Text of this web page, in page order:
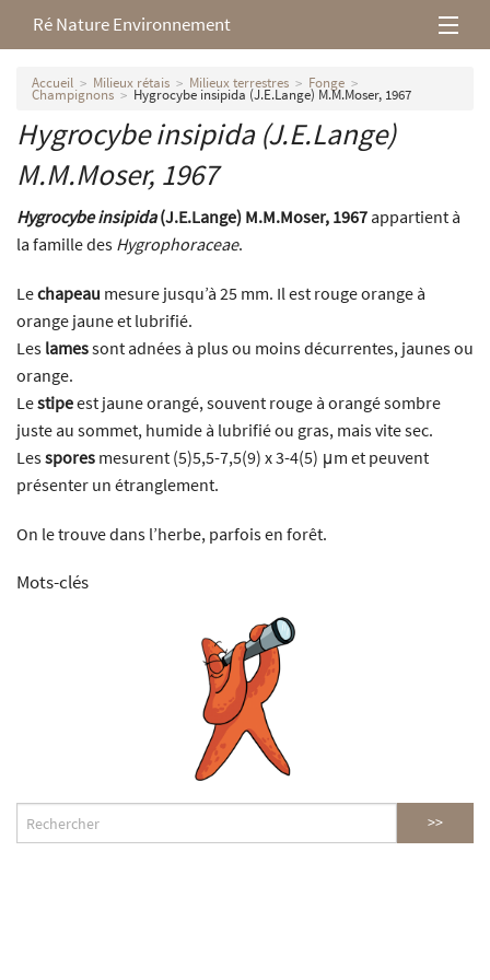
Ré Nature Environnement
L’association
Milieux rétais
Nos parutions
Accueil Milieux rétais Milieux terrestres Fonge
Champignons Hygrocybe insipida (J.E.Lange) M.M.Moser, 1967
Hygrocybe insipida(J.E.Lange)
M.M.Moser, 1967
Hygrocybe insipida(J.E.Lange) M.M.Moser, 1967 appartient à
la famille des Hygrophoraceae.
Lechapeau mesure jusqu’à 25 mm. Il est rouge orange à
orange jaune et lubrifié.
Les lamessont adnées à plus ou moins décurrentes, jaunes ou
orange.
Lestipeest jaune orangé, souvent rouge à orangé sombre
juste au sommet, humide à lubrifié ou gras, mais vite sec.
Lesspores mesurent (5)5,5-7,5(9) x 3-4(5) μm et peuvent
présenter un étranglement.
On le trouve dans l’herbe, parfois en forêt.
Mots-clés